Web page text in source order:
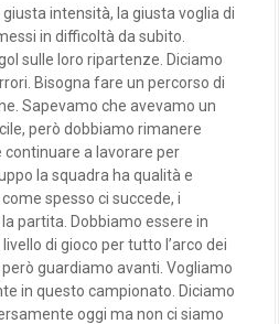
intensità, la giusta voglia di
in difficoltà da subito.
sulle loro ripartenze. Diciamo
Bisogna fare un percorso di
Sapevamo che avevamo un
però dobbiamo rimanere
a lavorare per
la squadra ha qualità e
spesso ci succede, i
partita. Dobbiamo essere in
di gioco per tutto l’arco dei
guardiamo avanti. Vogliamo
in questo campionato. Diciamo
oggi ma non ci siamo